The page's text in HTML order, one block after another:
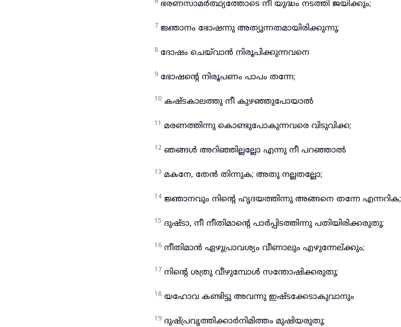
6 ഭരണസാമർത്ഥ്യത്തോടെ നീ യുദ്ധം നടത്തി ജയിക്കും;
7 ജ്ഞാനം ഭോഷന്നു അത്യുന്നതമായിരിക്കുന്നു;
8 ദോഷം ചെയ്‌വാൻ നിരൂപിക്കുന്നവനെ
9 ഭോഷന്റെ നിരൂപണം പാപം തന്നേ;
10 കഷ്ടകാലത്തു നീ കുഴഞ്ഞുപോയാൽ
11 മരണത്തിന്നു കൊണ്ടുപോകുന്നവരെ വിടുവിക്ക;
12 ഞങ്ങൾ അറിഞ്ഞില്ലല്ലോ എന്നു നീ പറഞ്ഞാൽ
13 മകനേ, തേൻ തിന്നുക; അതു നല്ലതല്ലോ;
14 ജ്ഞാനവും നിന്റെ ഹൃദയത്തിന്നു അങ്ങനെ തന്നേ എന്നറിക;
15 ദുഷ്ടാ, നീ നീതിമാന്റെ പാർപ്പിടത്തിന്നു പതിയിരിക്കരുതു;
16 നീതിമാൻ ഏഴുപ്രാവശ്യം വീണാലും എഴുന്നേല്ക്കും;
17 നിന്റെ ശത്രു വീഴുമ്പോൾ സന്തോഷിക്കരുതു;
18 യഹോവ കണ്ടിട്ടു അവന്നു ഇഷ്ടക്കേടാകുവാനും
19 ദുഷ്പ്രവൃത്തിക്കാർനിമിത്തം മുഷിയരുതു;